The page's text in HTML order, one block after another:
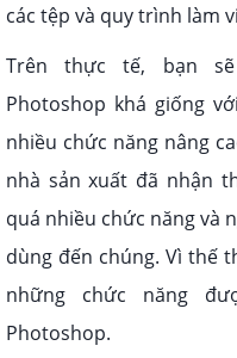
các tệp và quy trình làm
Trên thực tế, bạn
Photoshop khá giống
nhiều chức năng nâng
nhà sản xuất đã nhận
quá nhiều chức năng và
dùng đến chúng. Vì thế
những chức năng
Photoshop.